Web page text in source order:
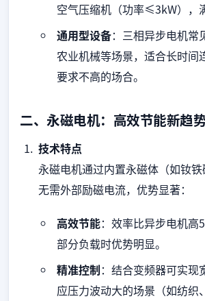
空气压缩机（功率≤3kW），
通用型设备：三相异步电机常
农业机械等场景，适合长时间
要求不高的场合。
二、永磁电机：高效节能新趋
技术特点
永磁电机通过内置永磁体（如钕铁
无需外部励磁电流，优势显著：
高效节能：效率比异步电机
部分负载时优势明显。
精准控制：结合变频器可实现
应压力波动大的场景（如纺织